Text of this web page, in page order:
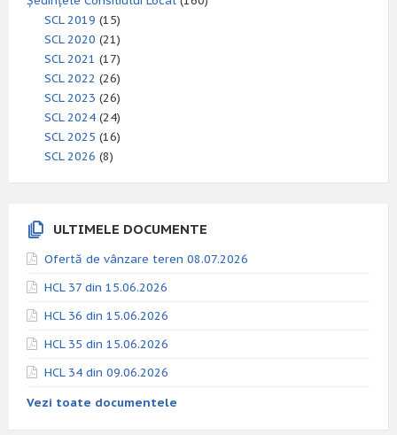
SCL 2019 (15)
SCL 2020 (21)
SCL 2021 (17)
SCL 2022 (26)
SCL 2023 (26)
SCL 2024 (24)
SCL 2025 (16)
SCL 2026 (8)
ULTIMELE DOCUMENTE
Ofertă de vânzare teren 08.07.2026
HCL 37 din 15.06.2026
HCL 36 din 15.06.2026
HCL 35 din 15.06.2026
HCL 34 din 09.06.2026
Vezi toate documentele